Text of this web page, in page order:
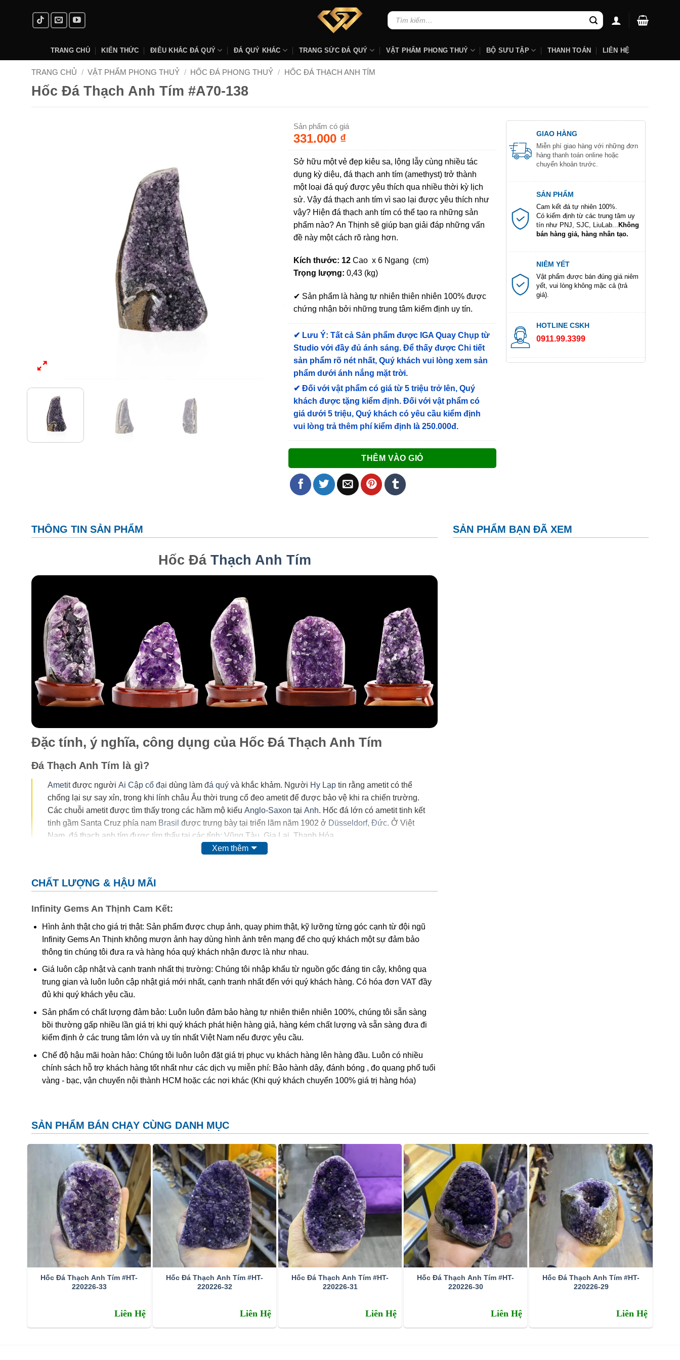
Tìm
kiếm:
TRANG CHỦ KIẾN THỨC ĐIÊU KHẮC ĐÁ QUÝ ĐÁ QUÝ KHÁC TRANG SỨC ĐÁ QUÝ VẬT PHẨM PHONG THUỶ BỘ SƯU TẬP THANH TOÁN LIÊN HỆ
TRANG CHỦ / VẬT PHẨM PHONG THUỶ / HỐC ĐÁ PHONG THUỶ / HỐC ĐÁ THẠCH ANH TÍM
Hốc Đá Thạch Anh Tím #A70-138
Sản phẩm có giá
331.000 ₫
Sở hữu một vẻ đẹp kiêu sa, lộng lẫy cùng nhiều tác
dụng kỳ diệu, đá thạch anh tím (amethyst) trở thành
một loại đá quý được yêu thích qua nhiều thời kỳ lịch
sử. Vậy đá thạch anh tím vì sao lại được yêu thích như
vậy? Hiện đá thạch anh tím có thể tạo ra những sản
phẩm nào? An Thịnh sẽ giúp bạn giải đáp những vấn
đề này một cách rõ ràng hơn.
Kích thước: 12Cao x 6 Ngang (cm)
Trọng lượng: 0,43 (kg)
✔ Sản phẩm là hàng tự nhiên thiên nhiên 100% được
chứng nhận bởi những trung tâm kiểm định uy tín.
✔ Lưu Ý: Tất cả Sản phẩm được IGA Quay Chụp từ
Studio với đầy đủ ánh sáng. Để thấy được Chi tiết
sản phẩm rõ nét nhất, Quý khách vui lòng xem sản
phẩm dưới ánh nắng mặt trời.
✔Đối với vật phẩm có giá từ 5 triệu trở lên, Quý
khách được tặng kiểm định. Đối với vật phẩm có
giá dưới 5 triệu, Quý khách có yêu cầu kiểm định
vui lòng trả thêm phí kiểm định là 250.000đ.
THÊM VÀO GIỎ
GIAO HÀNG
Miễn phí giao hàng với những đơn
hàng thanh toán online hoặc
chuyển khoản trước.
SẢN PHẨM
Cam kết đá tự nhiên 100%.
Có kiểm định từ các trung tâm uy
tín như PNJ, SJC, LiuLab...
Không
bán hàng giả, hàng nhân tạo.
NIÊM YẾT
Vật phẩm được bán đúng giá niêm
yết, vui lòng không mặc cả (trả
giá).
HOTLINE CSKH
0911.99.3399
THÔNG TIN SẢN PHẨM
Hốc Đá Thạch Anh Tím
Đặc tính, ý nghĩa, công dụng của Hốc Đá Thạch Anh Tím
Đá Thạch Anh Tím là gì?
Ametitđược người Ai Cập cổ đại dùng làm đá quý và khắc khảm. Người Hy Lạp tin rằng ametit có thể
chống lại sự say xỉn, trong khi lính châu Âu thời trung cổ đeo ametit để được bảo vệ khi ra chiến trường.
Các chuỗi ametit được tìm thấy trong các hầm mộ kiểu Anglo-Saxon tại Anh. Hốc đá lớn có ametit tinh kết
tinh gầm Santa Cruz phía nam Brasil được trưng bày tại triển lãm năm 1902 ở Düsseldorf, Đức. Ở Việt
Nam, đá thạch anh tím được tìm thấy tại các tỉnh: Vũng Tàu, Gia Lai, Thanh Hóa.
cơ.Thyocyanat sắt IIIđược cho là có mặt trong ametit và
Các công trình gần đây cho thấy màu của ametit là do có lẫn tạp chất
tương tác phức tạp của sắt vànhôm sẽ tạo nên màu.
Khi nung nóng ametit thường chuyển thành màu vàng , và hầu hết , cairngorm của ngành kim hoàn đá quý
được coi đơn giản chỉ là “ametit được gia nhiệt”. Thạch anh ametit có xu hướng bị mất màu khi bị lộ ra mặt đất.
Ametit tổng hợp rất giống với ametit chất lượng cao. Các đặc điểm hóa học và vật lý đều rất giống với ametit tự
nhiên nên rất khó phân biệt một cách chính xác trừ khi dùng những thử nghiệm đá quý học cao cấp tốn kém. Thử
nghiệm dựa trên quy luật sinh đôi tên “Brazil law twinning” (một dạng của thạch anh sinh đôi, khi đó cấu trúc
thạch anh phải và trái được liên kết tạo thành một tinh thể duy nhấtđược sử dụng để xác định ametit tổng hợp sẽ
dễ dàng hơn. Tuy nhiên về mặc lý thuyết, người ta có thể tạo ra vật liệu tổng hợp này nhưng khó mà tạo ra được
Tên khoa học: đá thạch anh tím (amethyst)
Xem thêm
CHẤT LƯỢNG & HẬU MÃI
Infinity Gems An Thịnh Cam Kết:
Hình ảnh thật cho giá trị thật: Sản phẩm được chụp ảnh, quay phim thật, kỹ lưỡng từng góc cạnh từ đội ngũ
Infinity Gems An Thịnh không mượn ảnh hay dùng hình ảnh trên mạng để cho quý khách một sự đảm bảo
thông tin chúng tôi đưa ra và hàng hóa quý khách nhận được là như nhau.
Giá luôn cập nhật và cạnh tranh nhất thị trường: Chúng tôi nhập khẩu từ nguồn gốc đáng tin cậy, không qua
trung gian và luôn luôn cập nhật giá mới nhất, cạnh tranh nhất đến với quý khách hàng. Có hóa đơn VAT đầy
đủ khi quý khách yêu cầu.
Sản phẩm có chất lượng đảm bảo: Luôn luôn đảm bảo hàng tự nhiên thiên nhiên 100%, chúng tôi sẵn sàng
bồi thường gấp nhiều lần giá trị khi quý khách phát hiện hàng giả, hàng kém chất lượng và sẵn sàng đưa đi
kiểm định ở các trung tâm lớn và uy tín nhất Việt Nam nếu được yêu cầu.
Chế độ hậu mãi hoàn hảo: Chúng tôi luôn luôn đặt giá trị phục vụ khách hàng lên hàng đầu. Luôn có nhiều
chính sách hỗ trợ khách hàng tốt nhất như các dịch vụ miễn phí: Bảo hành dây, đánh bóng , đo quang phổ tuổi
vàng - bạc, vận chuyển nội thành HCM hoặc các nơi khác (Khi quý khách chuyển 100% giá trị hàng hóa)
SẢN PHẨM BẠN ĐÃ XEM
SẢN PHẨM BÁN CHẠY CÙNG DANH MỤC
Hốc Đá Thạch Anh Tím #HT-
220226-33
Liên Hệ
Hốc Đá Thạch Anh Tím #HT-
220226-32
Liên Hệ
Hốc Đá Thạch Anh Tím #HT-
220226-31
Liên Hệ
Hốc Đá Thạch Anh Tím #HT-
220226-30
Liên Hệ
Hốc Đá Thạch Anh Tím #HT-
220226-29
Liên Hệ